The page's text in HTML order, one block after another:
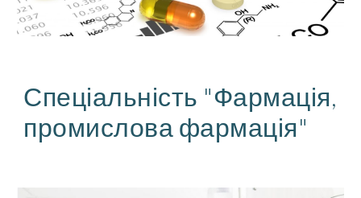
Спеціальність "Фармація,
промислова фармація"